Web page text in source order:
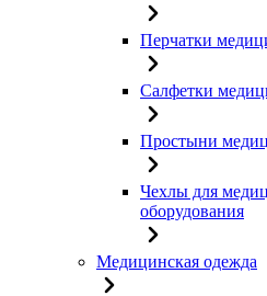
Перчатки
Салфетки
Простыни
Чехлы для
оборудования
Медицинская одежда